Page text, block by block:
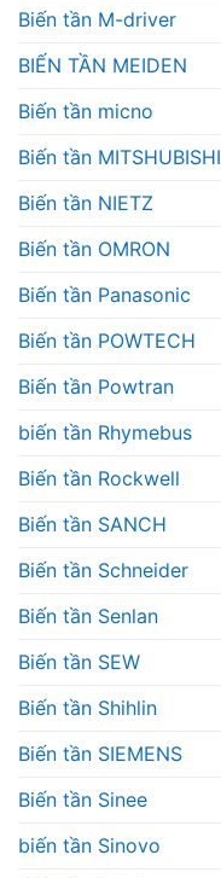
Biến tần M-driver
BIẾN TẦN MEIDEN
Biến tần micno
Biến tần MITSHUBISHI
Biến tần NIETZ
Biến tần OMRON
Biến tần Panasonic
Biến tần POWTECH
Biến tần Powtran
biến tần Rhymebus
Biến tần Rockwell
Biến tần SANCH
Biến tần Schneider
Biến tần Senlan
Biến tần SEW
Biến tần Shihlin
Biến tần SIEMENS
Biến tần Sinee
biến tần Sinovo